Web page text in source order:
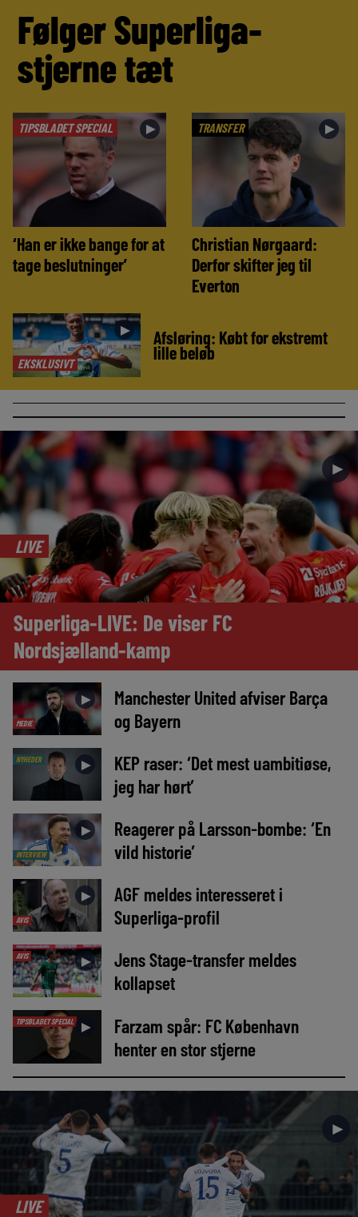
Følger Superliga-
stjerne tæt
TIPSBLADET SPECIAL ►
‘Han er ikke bange for at
tage beslutninger’
TRANSFER ►
Christian Nørgaard:
Derfor skifter jeg til
Everton
EKSKLUSIVT
► Afsløring: Købt for ekstremt
lille beløb
►
LIVE
Superliga-LIVE: De viser FC
Nordsjælland-kamp
MEDIE
►
Manchester United afviser Barça
og Bayern
NYHEDER ►
KEP raser: ‘Det mest uambitiøse,
jeg har hørt’
INTERVIEW
►
Reagerer på Larsson-bombe: ‘En
vild historie’
AVIS
►
AGF meldes interesseret i
Superliga-profil
AVIS ►
Jens Stage-transfer meldes
kollapset
TIPSBLADET SPECIAL ►
Farzam spår: FC København
henter en stor stjerne
►
LIVE